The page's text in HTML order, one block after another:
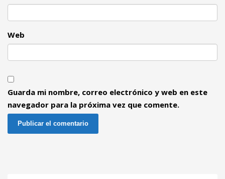
Web
Guarda mi nombre, correo electrónico y web en este
navegador para la próxima vez que comente.